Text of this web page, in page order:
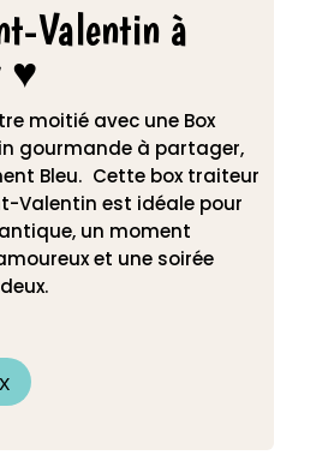
Valentin à
♥️
moitié avec une Box
gourmande à partager,
Bleu. Cette box traiteur
Valentin est idéale pour
un moment
et une soirée